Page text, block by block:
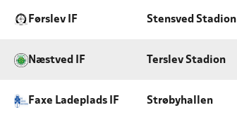
Førslev IF Stensved Stadion
Næstved IF Terslev Stadion
Faxe Ladeplads IF Strøbyhallen